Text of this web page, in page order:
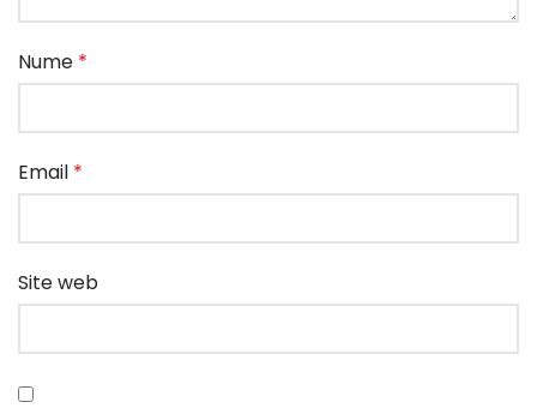
Nume *
Email *
Site web